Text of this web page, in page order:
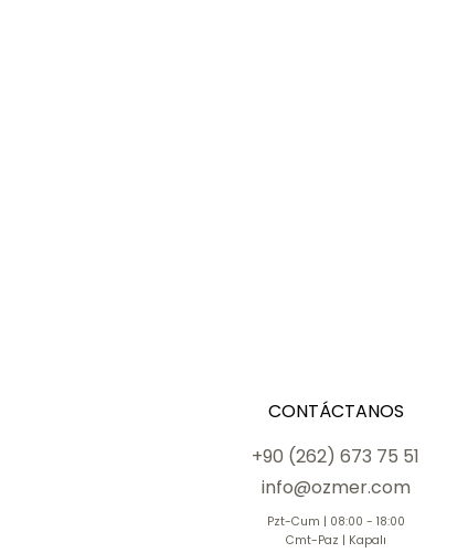
CONTÁCTANOS
+90 (262) 673 75 51
info@ozmer.com
Pzt-Cum | 08:00 - 18:00
Cmt-Paz | Kapalı